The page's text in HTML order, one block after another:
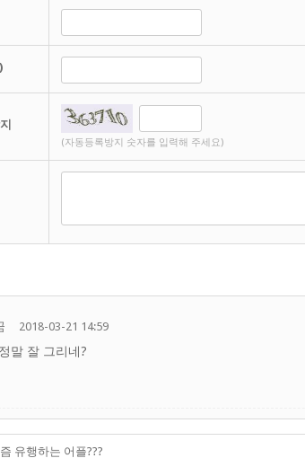
(자동등록방지 숫자를 입력해 주세요)
2018-03-21 14:59
말 잘 그리네?
유행하는 어플???